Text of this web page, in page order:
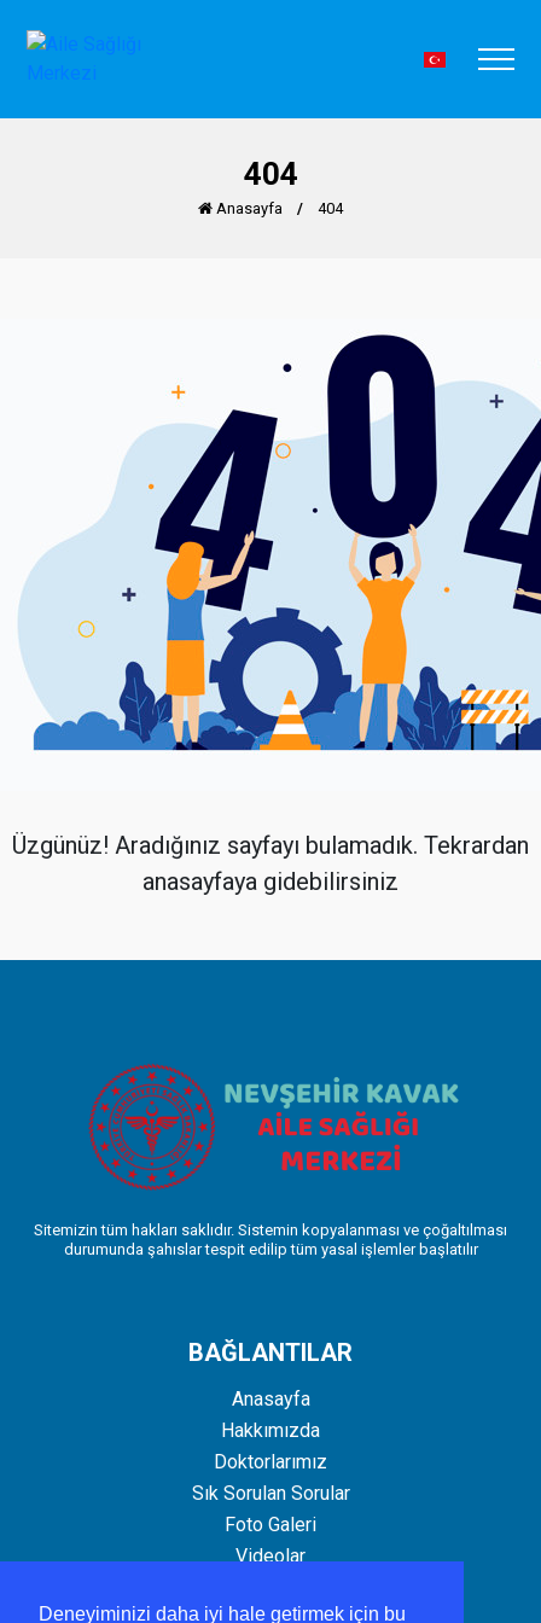
Deneyiminizi daha iyi hale getirmek için bu
404
Anasayfa / 404
Üzgünüz! Aradığınız sayfayı bulamadık. Tekrardan
anasayfaya gidebilirsiniz
Sitemizin tüm hakları saklıdır. Sistemin kopyalanması ve çoğaltılması
durumunda şahıslar tespit edilip tüm yasal işlemler başlatılır
BAĞLANTILAR
Anasayfa
Hakkımızda
Doktorlarımız
Sık Sorulan Sorular
Foto Galeri
Videolar